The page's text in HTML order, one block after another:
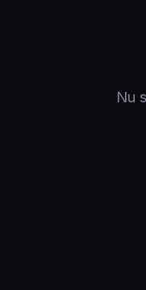
Nu